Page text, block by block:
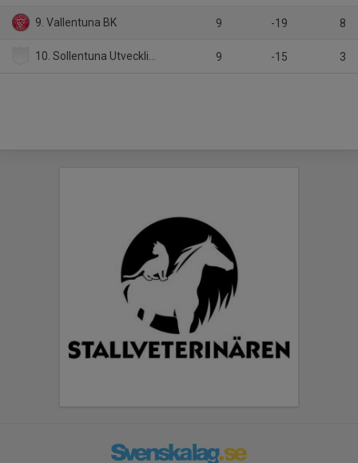
9. Vallentuna BK 9 -19 8
10. Sollentuna Utveckling FK P16U 9 -15 3